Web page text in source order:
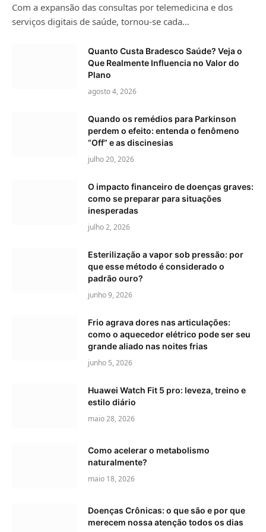
Com a expansão das consultas por telemedicina e dos
serviços digitais de saúde, tornou-se cada…
Quanto Custa Bradesco Saúde? Veja o
Que Realmente Influencia no Valor do
Plano
agosto 4, 2026
Quando os remédios para Parkinson
perdem o efeito: entenda o fenômeno
“Off” e as discinesias
julho 20, 2026
O impacto financeiro de doenças graves:
como se preparar para situações
inesperadas
julho 2, 2026
Esterilização a vapor sob pressão: por
que esse método é considerado o
padrão ouro?
junho 9, 2026
Frio agrava dores nas articulações:
como o aquecedor elétrico pode ser seu
grande aliado nas noites frias
junho 5, 2026
Huawei Watch Fit 5 pro: leveza, treino e
estilo diário
maio 28, 2026
Como acelerar o metabolismo
naturalmente?
maio 18, 2026
Doenças Crônicas: o que são e por que
merecem nossa atenção todos os dias